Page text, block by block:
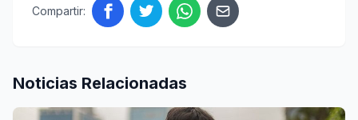
Compartir:
Noticias Relacionadas